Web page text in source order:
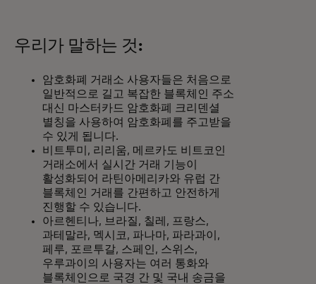
우리가 말하는 것:
암호화폐 거래소 사용자들은 처음으로
일반적으로 길고 복잡한 블록체인 주소
대신 마스터카드 암호화폐 크리덴셜
별칭을 사용하여 암호화폐를 주고받을
수 있게 됩니다.
비트투미, 리리움, 메르카도 비트코인
거래소에서 실시간 거래 기능이
활성화되어 라틴아메리카와 유럽 간
블록체인 거래를 간편하고 안전하게
진행할 수 있습니다.
아르헨티나, 브라질, 칠레, 프랑스,
과테말라, 멕시코, 파나마, 파라과이,
페루, 포르투갈, 스페인, 스위스,
우루과이의 사용자는 여러 통화와
블록체인으로 국경 간 및 국내 송금을